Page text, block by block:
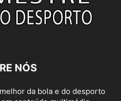
NÓS
da bola e do desporto